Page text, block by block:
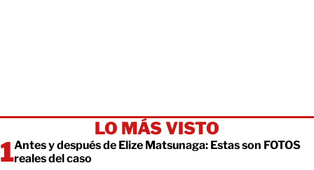
LO MÁS VISTO
Antes y después de Elize Matsunaga: Estas son FOTOS
reales del caso